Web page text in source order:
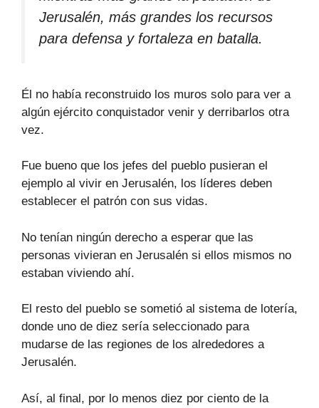
Jerusalén, más grandes los recursos
para defensa y fortaleza en batalla.
Él no había reconstruido los muros solo para ver a
algún ejército conquistador venir y derribarlos otra
vez.
Fue bueno que los jefes del pueblo pusieran el
ejemplo al vivir en Jerusalén, los líderes deben
establecer el patrón con sus vidas.
No tenían ningún derecho a esperar que las
personas vivieran en Jerusalén si ellos mismos no
estaban viviendo ahí.
El resto del pueblo se sometió al sistema de lotería,
donde uno de diez sería seleccionado para
mudarse de las regiones de los alrededores a
Jerusalén.
Así, al final, por lo menos diez por ciento de la